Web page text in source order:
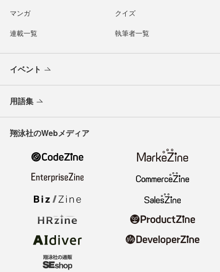
マンガ クイズ
連載一覧 執筆者一覧
イベント
用語集
翔泳社のWebメディア